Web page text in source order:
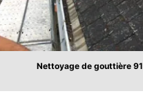
Nettoyage de gouttière 91